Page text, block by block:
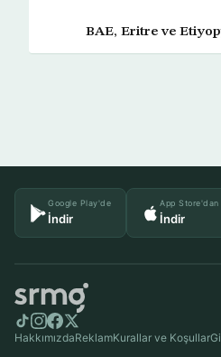
BAE, Eritre ve
Google Play'de
İndir
App Store'dan
İndir
HakkımızdaReklamKurallar ve Koşullar